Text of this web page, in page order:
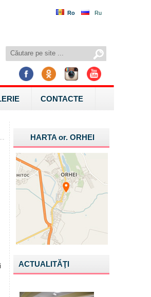
Ro Ru
CONTACTE
HARTA or.ORHEI
ACTUALITĂŢI